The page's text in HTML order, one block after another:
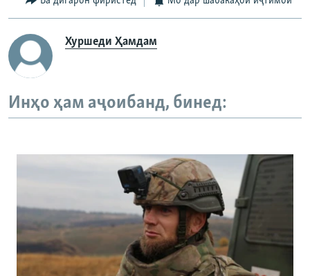
Хуршеди Ҳамдам
Инҳо ҳам аҷоибанд, бинед: